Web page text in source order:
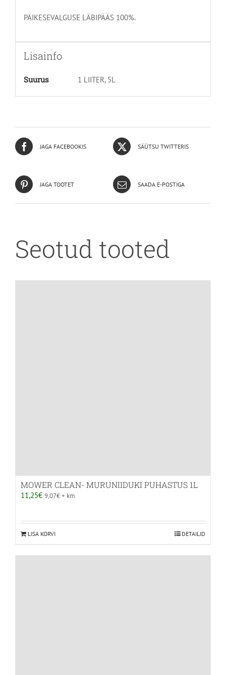
PÄIKESEVALGUSE LÄBIPÄÄS 100%.
Lisainfo
Suurus 1 LIITER, 5L
JAGA FACEBOOKIS SÄÜTSU TWITTERIS
JAGA TOOTET SAADA E-POSTIGA
Seotud tooted
MOWER CLEAN- MURUNIIDUKI PUHASTUS 1L
11,25€ 9,07€+ km
LISA KORVI DETAILID